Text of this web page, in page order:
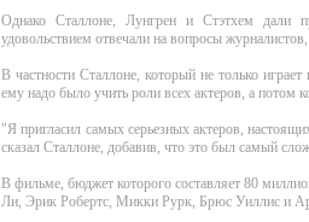
Однако Сталлоне, Лунгрен и Стэтхем дали
удовольствием отвечали на вопросы
В частности Сталлоне, который не только
ему надо было учить роли всех актеров, а потом
"Я пригласил самых серьезных актеров,
сказал Сталлоне, добавив, что это был самый
В фильме, бюджет которого составляет 80
Ли, Эрик Робертс, Микки Рурк, Брюс Уиллис и